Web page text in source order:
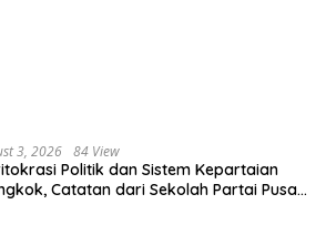
3, 2026 84 View
Politik dan Sistem Kepartaian
Catatan dari Sekolah Partai Pusat